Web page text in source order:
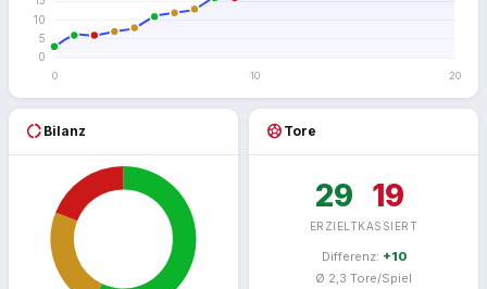
donut_large Bilanz sports_soccer Tore
29
ERZIELT
19
KASSIERT
Differenz: +10
Ø 2,3 Tore/Spiel